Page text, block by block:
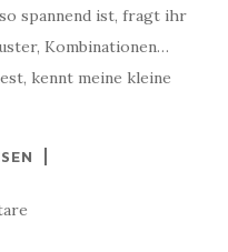
spannend ist, fragt ihr
Kombinationen…
kennt meine kleine